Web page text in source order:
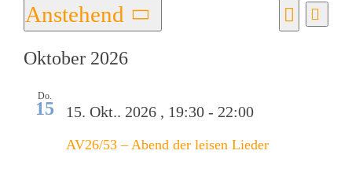
Suche
Liste
Anstehend
wählen.
Oktober 2026
Do.
15
AV26/53 – Abend der leisen Lieder
15. Okt.. 2026 , 19:30 - 22:00